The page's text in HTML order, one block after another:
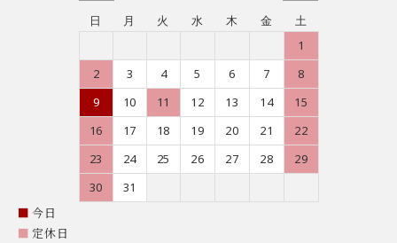
日 月 火 水 木 金
土
1
2
3 4 5 6 7
8
9
10 11 12 13 14
15
16
17 18 19 20 21
22
23
24 25 26 27 28
29
30
31
■ 今日
■ 定休日